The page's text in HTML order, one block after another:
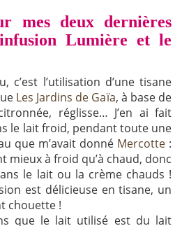
mes deux dernières
Lumière et le
c’est l’utilisation d’une tisane
Les Jardins de Gaïa, à base de
réglisse… J’en ai fait
le lait froid, pendant toute une
que m’avait donné Mercotte :
mieux à froid qu’à chaud, donc
le lait ou la crème chauds !
est délicieuse en tisane, un
chouette !
que le lait utilisé est du lait